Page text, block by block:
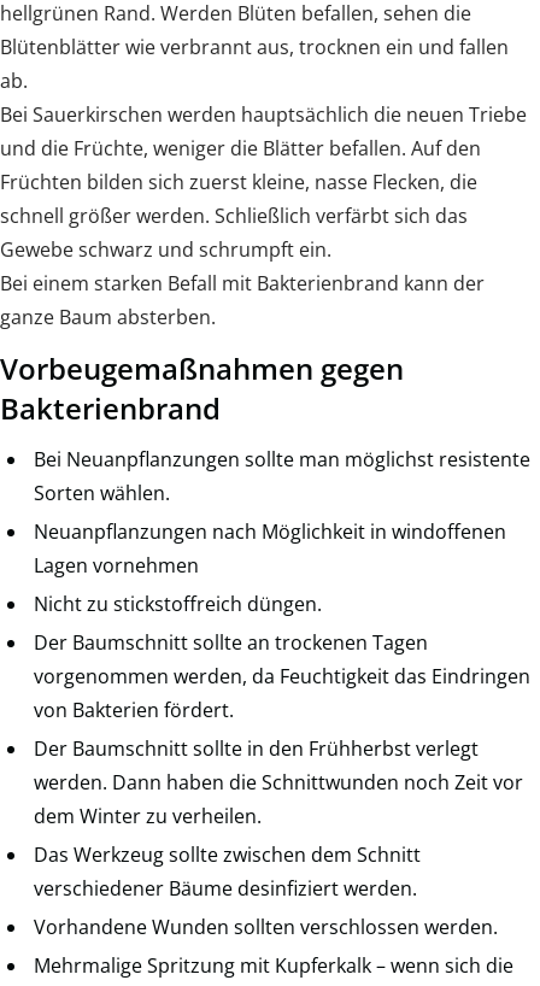
hellgrünen Rand. Werden Blüten befallen, sehen die
Blütenblätter wie verbrannt aus, trocknen ein und fallen
ab.
Bei Sauerkirschen werden hauptsächlich die neuen Triebe
und die Früchte, weniger die Blätter befallen. Auf den
Früchten bilden sich zuerst kleine, nasse Flecken, die
schnell größer werden. Schließlich verfärbt sich das
Gewebe schwarz und schrumpft ein.
Bei einem starken Befall mit Bakterienbrand kann der
ganze Baum absterben.
Vorbeugemaßnahmen gegen
Bakterienbrand
Bei Neuanpflanzungen sollte man möglichst resistente
Sorten wählen.
Neuanpflanzungen nach Möglichkeit in windoffenen
Lagen vornehmen
Nicht zu stickstoffreich düngen.
Der Baumschnitt sollte an trockenen Tagen
vorgenommen werden, da Feuchtigkeit das Eindringen
von Bakterien fördert.
Der Baumschnitt sollte in den Frühherbst verlegt
werden. Dann haben die Schnittwunden noch Zeit vor
dem Winter zu verheilen.
Das Werkzeug sollte zwischen dem Schnitt
verschiedener Bäume desinfiziert werden.
Vorhandene Wunden sollten verschlossen werden.
Mehrmalige Spritzung mit Kupferkalk – wenn sich die